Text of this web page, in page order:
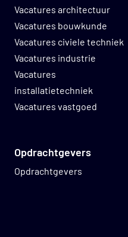
Vacatures architectuur
Vacatures bouwkunde
Vacatures civiele techniek
Vacatures industrie
Vacatures
installatietechniek
Vacatures vastgoed
Opdrachtgevers
Opdrachtgevers